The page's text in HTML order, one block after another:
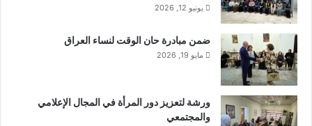
يونيو 12, 2026
ضمن مبادرة حان الوقت لنساء العراق
مايو 19, 2026
ورشة لتعزيز دور المرأة في المجال الإعلامي
والمجتمعي